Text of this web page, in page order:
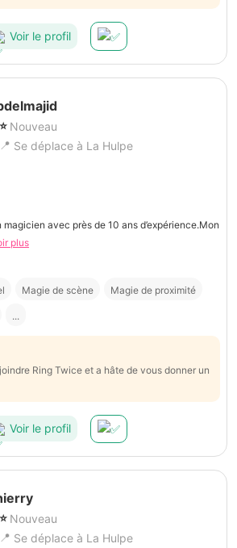
Voir le profil
Nouveau
Se déplace à La Hulpe
magicien avec près de 10 ans d’expérience.Mon
plus
Magie de scène Magie de proximité
...
Ring Twice et a hâte de vous donner un
Voir le profil
Nouveau
Se déplace à La Hulpe